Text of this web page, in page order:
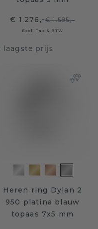
€ 1.276,-€ 1.595,-
Excl. Tax & BTW
laagste prijs
Heren ring Dylan 2
950 platina blauw
topaas 7x5 mm